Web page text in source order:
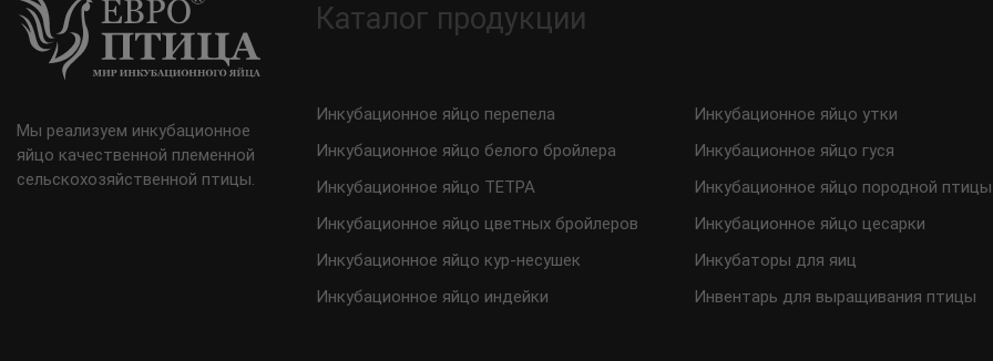
Мы реализуем инкубационное
яйцо качественной племенной
сельскохозяйственной птицы.
Каталог продукции
Инкубационное яйцо перепела
Инкубационное яйцо белого бройлера
Инкубационное яйцо ТЕТРА
Инкубационное яйцо цветных бройлеров
Инкубационное яйцо кур-несушек
Инкубационное яйцо индейки
Инкубационное яйцо утки
Инкубационное яйцо гуся
Инкубационное яйцо породной птицы
Инкубационное яйцо цесарки
Инкубаторы для яиц
Инвентарь для выращивания птицы